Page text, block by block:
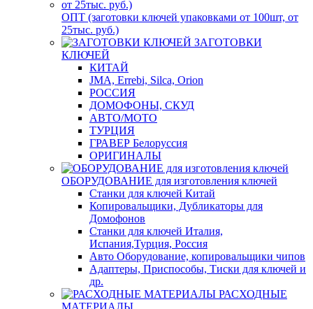
ОПТ (заготовки ключей упаковками от 100шт, от
25тыс. руб.)
ЗАГОТОВКИ
КЛЮЧЕЙ
КИТАЙ
JMA, Errebi, Silca, Orion
РОССИЯ
ДОМОФОНЫ, СКУД
ABTO/МОТО
ТУРЦИЯ
ГРАВЕР Белоруссия
ОРИГИНАЛЫ
ОБОРУДОВАНИЕ для изготовления ключей
Станки для ключей Китай
Копировальщики, Дубликаторы для
Домофонов
Станки для ключей Италия,
Испания,Турция, Россия
Авто Оборудование, копировальщики чипов
Адаптеры, Приспособы, Тиски для ключей и
др.
РАСХОДНЫЕ